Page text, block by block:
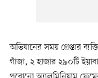
অভিযানের সময় গ্রেপ্তার
গাঁজা, ২ হাজার ২৯০টি